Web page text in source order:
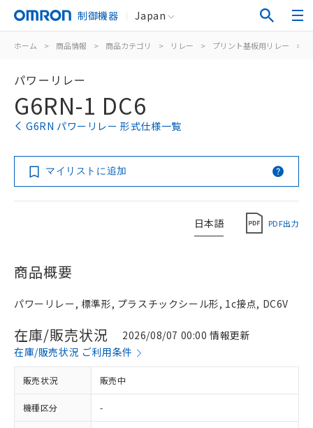
制御機器 Japan
ホーム > 商品情報 > 商品カテゴリ > リレー > プリント基板用リレー >
パワーリレー
G6RN-1 DC6
G6RN パワーリレー 形式仕様一覧
マイリストに追加
日本語 PDF出力
商品概要
パワーリレー, 標準形, プラスチックシール形, 1c接点, DC6V
在庫/販売状況
2026/08/07 00:00 情報更新
在庫/販売状況 ご利用条件
販売状況 販売中
機種区分 -